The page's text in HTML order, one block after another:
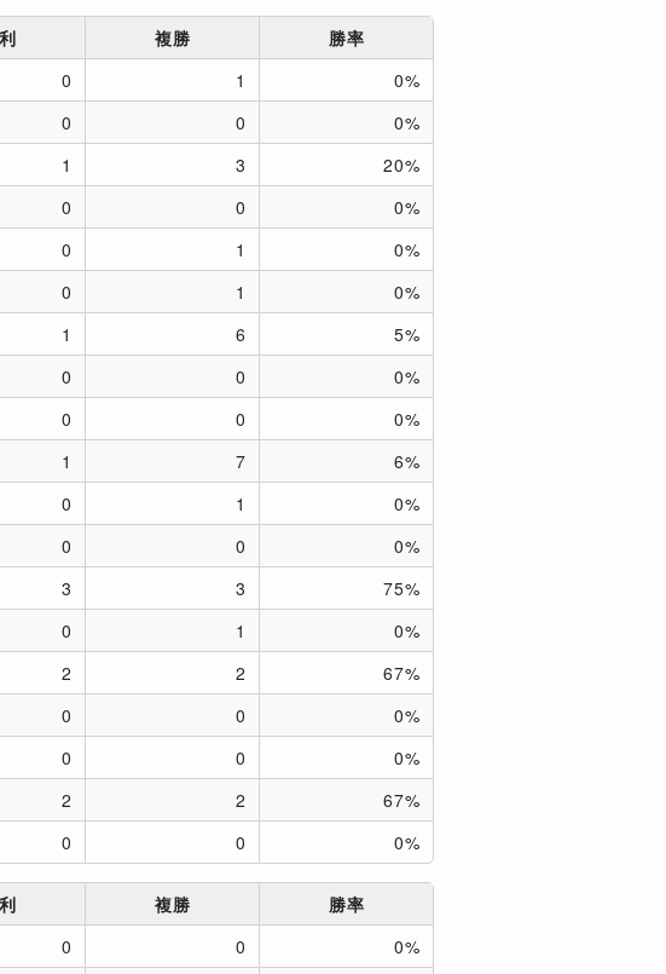
複勝
勝率
0 1
0%
0 0
0%
1 3
20%
0 0
0%
0 1
0%
0 1
0%
1 6
5%
0 0
0%
0 0
0%
1 7
6%
0 1
0%
0 0
0%
3 3
75%
0 1
0%
2 2
67%
0 0
0%
0 0
0%
2 2
67%
0 0 0%
複勝
勝率
0 0
0%